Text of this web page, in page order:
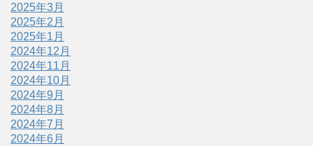
2025年3月
2025年2月
2025年1月
2024年12月
2024年11月
2024年10月
2024年9月
2024年8月
2024年7月
2024年6月